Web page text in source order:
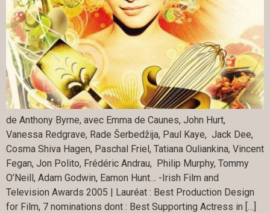
de Anthony Byrne, avec Emma de Caunes, John Hurt,
Vanessa Redgrave, Rade Šerbedžija, Paul Kaye, Jack Dee,
Cosma Shiva Hagen, Paschal Friel, Tatiana Ouliankina, Vincent
Fegan, Jon Polito, Frédéric Andrau, Philip Murphy, Tommy
O’Neill, Adam Godwin, Eamon Hunt… -Irish Film and
Television Awards 2005 | Lauréat : Best Production Design
for Film, 7 nominations dont : Best Supporting Actress in […]